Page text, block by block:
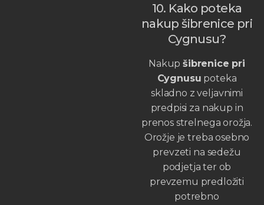
10. Kako poteka
nakup šibrenice pri
Cygnusu?
Nakupšibrenice pri
Cygnusu poteka
skladno z veljavnimi
predpisi za nakup in
prenos strelnega orožja.
Orožje je treba osebno
prevzeti na sedežu
podjetja ter ob
prevzemu predložiti
potrebno